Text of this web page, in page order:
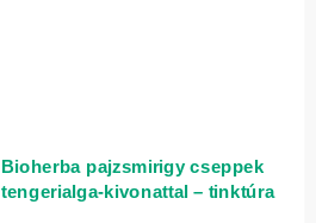
Bioherba pajzsmirigy cseppek
tengerialga-kivonattal – tinktúra